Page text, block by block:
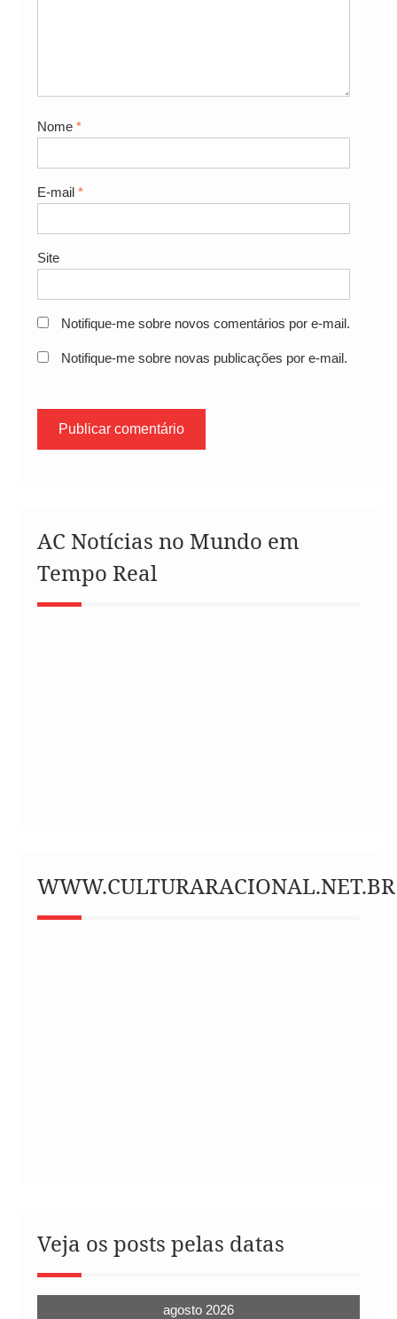
Nome *
E-mail *
Site
Notifique-me sobre novos comentários por e-mail.
Notifique-me sobre novas publicações por e-mail.
AC Notícias no Mundo em
Tempo Real
WWW.CULTURARACIONAL.NET.BR
Veja os posts pelas datas
agosto 2026